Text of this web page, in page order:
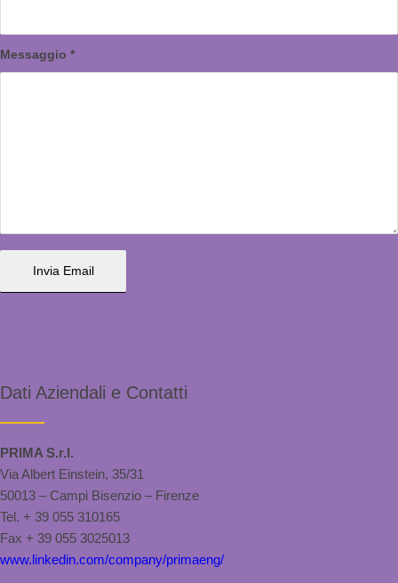
Messaggio *
Dati Aziendali e Contatti
PRIMA S.r.l.
Via Albert Einstein, 35/31
50013 – Campi Bisenzio – Firenze
Tel. + 39 055 310165
Fax + 39 055 3025013
www.linkedin.com/company/primaeng/